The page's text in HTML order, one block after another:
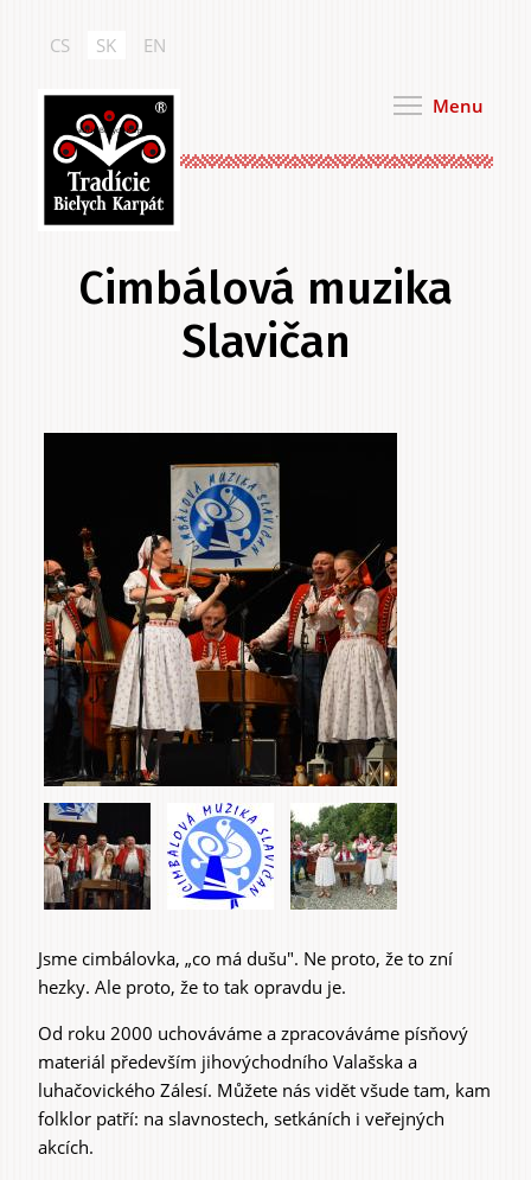
obsah
Tradície Bielych Karpát
Menu
CS SK EN
Cimbálová muzika
Slavičan
Primárne
Jsme cimbálovka, „co má dušu". Ne proto, že to zní
hezky. Ale proto, že to tak opravdu je.
Od roku 2000 uchováváme a zpracováváme písňový
materiál především jihovýchodního Valašska a
luhačovického Zálesí. Můžete nás vidět všude tam, kam
folklor patří: na slavnostech, setkáních i veřejných
akcích.